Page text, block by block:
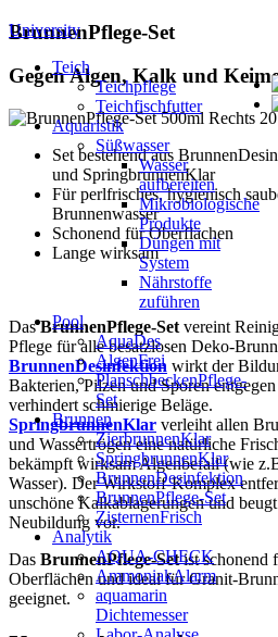
University
Teich
Teichpflege
Teichfischfutter
Aquaristik
Süßwasser
Wasser
aufbereiten
Mikrobiologische
Produkte
Düngen mit
System
Nährstoffe
zuführen
Pool
AquaDes
AlgenFrei
PlanschbeckenPflege-
Set
Brunnen
ZierbrunnenKlar
SpringbrunnenKlar
BrunnenDesinfektion
BrunnenPflege-Set
ZisternenFrisch
Analytik
AQUA-CHECK
AmmoniakAlarm
aquamarin
Dichtemesser
BrunnenPflege-Set
Gegen Algen, Kalk und
Set bestehend aus
und SpringbrunnenKlar
Für perlfrisches, hygienisch
Brunnenwasser
Schonend für Oberflächen
Lange wirksam
DasBrunnenPflege-Set vereint
Pflege für alle besatzlosen Deko-
BrunnenDesinfektion wirkt der
Bakterien, Pilzen und Sporen
verhindert schmierige Beläge.
SpringbrunnenKlar verleiht allen
und Wassertrögen eine natürliche
bekämpft wirksam Algenbefall (wie
Wasser). Der Wirkstoff-Komplex
unschöne Kalkablagerungen und
Neubildung vor.
Das BrunnenPflege-Setist schonend
Oberflächen und ideal für Granit-
geeignet.